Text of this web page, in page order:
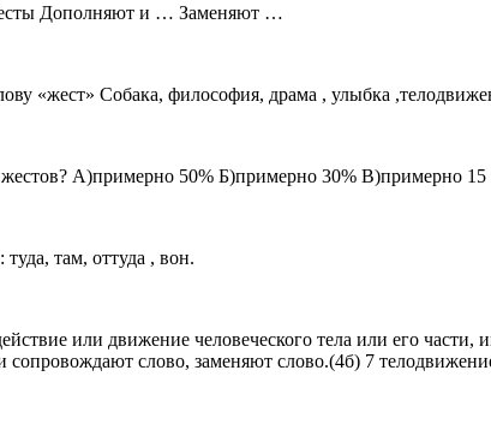
Дополняют и … Заменяют …
«жест» Собака, философия, драма , улыбка
А)примерно 50% Б)примерно 30% В)примерно
там, оттуда , вон.
или движение человеческого тела или его
слово, заменяют слово.(4б) 7